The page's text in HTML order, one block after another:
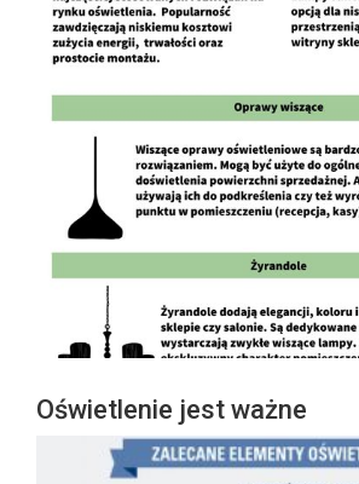
Oświetlenie jest ważne